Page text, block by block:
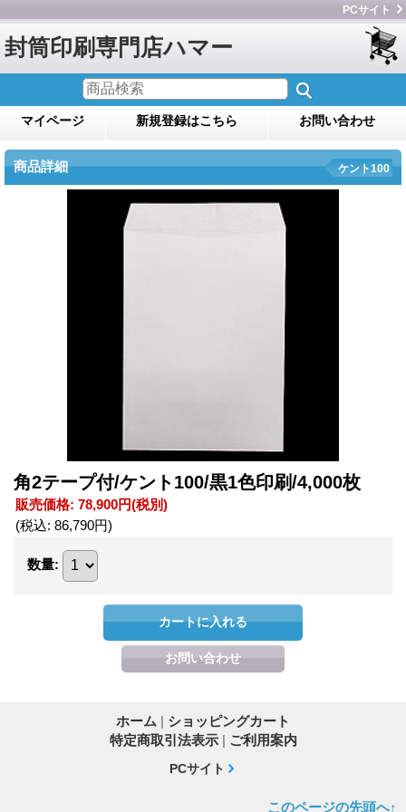
PCサイト
封筒印刷専門店ハマー
マイページ 新規登録はこちら お問い合わせ
商品詳細 ケント100
角2テープ付/ケント100/黒1色印刷/4,000枚
販売価格: 78,900円(税別)
(税込: 86,790円)
数量:
ホーム | ショッピングカート
特定商取引法表示 | ご利用案内
PCサイト
このページの先頭へ↑